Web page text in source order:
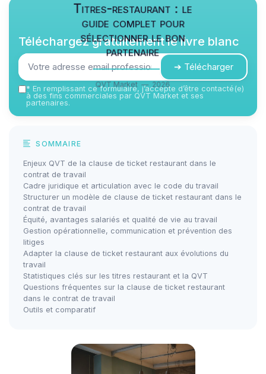
Titres-restaurant : le
guide complet pour
sélectionner le bon
partenaire
QVT Market — 2026
Téléchargez gratuitement le livre blanc
➔ Télécharger
* En remplissant ce formulaire, j’accepte d’être contacté(e)
à des fins commerciales par QVT Market et ses
partenaires.
SOMMAIRE
Enjeux QVT de la clause de ticket restaurant dans le
contrat de travail
Cadre juridique et articulation avec le code du travail
Structurer un modèle de clause de ticket restaurant dans le
contrat de travail
Équité, avantages salariés et qualité de vie au travail
Gestion opérationnelle, communication et prévention des
litiges
Adapter la clause de ticket restaurant aux évolutions du
travail
Statistiques clés sur les titres restaurant et la QVT
Questions fréquentes sur la clause de ticket restaurant
dans le contrat de travail
Outils et comparatif